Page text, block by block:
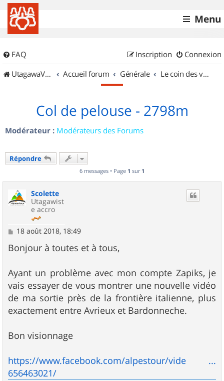
Menu
FAQ Connexion
Inscription
UtagawaVTT (Randos VTT et VTTAE avec traces GPS)
Accueil forum Générale Le coin des vidéastes
Col de pelouse - 2798m
Modérateur : Modérateurs des Forums
Répondre
6 messages • Page 1 sur 1
Scolette
Utagawist
e accro
M
s
s
g
e
18 août 2018, 18:49
Bonjour à toutes et à tous,
Ayant un problème avec mon compte Zapiks, je
vais essayer de vous montrer une nouvelle vidéo
de ma sortie près de la frontière italienne, plus
exactement entre Avrieux et Bardonneche.
Bon visionnage
https://www.facebook.com/alpestour/vide ...
656463021/